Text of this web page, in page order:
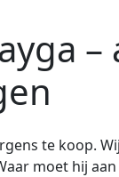
te koop.
moet hij